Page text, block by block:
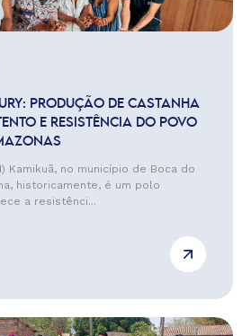
PRODUÇÃO DE CASTANHA
E RESISTÊNCIA DO POVO
Kamikuã, no município de Boca do
historicamente, é um polo
a resistênci...